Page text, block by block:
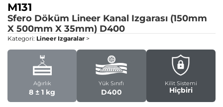
M131
Sfero Döküm Lineer Kanal Izgarası (150mm
X 500mm X 35mm) D400
Kategori: Lineer Izgaralar >
Ağırlık
8 ± 1 kg
Yük Sınıfı
D400
Kilit Sistemi
Hiçbiri